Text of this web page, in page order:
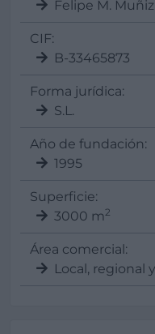
Felipe M.
CIF:
B-33465873
Forma jurídica:
S.L.
Año de fundación:
1995
Superficie:
3000 m2
Área comercial:
Local, regional